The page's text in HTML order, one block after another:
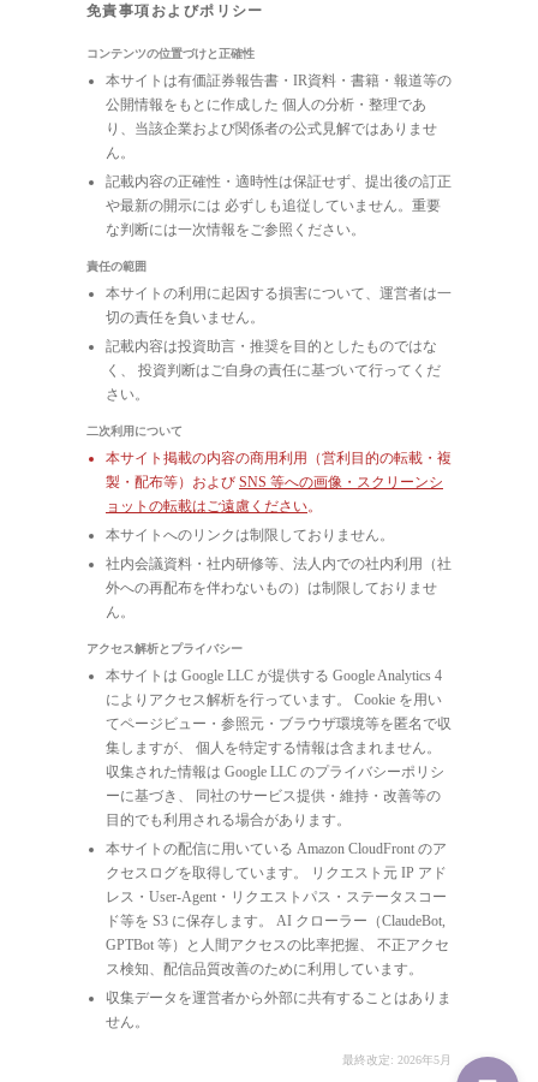
免責事項およびポリシー
コンテンツの位置づけと正確性
本サイトは有価証券報告書・IR資料・書籍・報道等の
公開情報をもとに作成した 個人の分析・整理であ
り、当該企業および関係者の公式見解ではありませ
ん。
記載内容の正確性・適時性は保証せず、提出後の訂正
や最新の開示には 必ずしも追従していません。重要
な判断には一次情報をご参照ください。
責任の範囲
本サイトの利用に起因する損害について、運営者は一
切の責任を負いません。
記載内容は投資助言・推奨を目的としたものではな
く、 投資判断はご自身の責任に基づいて行ってくだ
さい。
二次利用について
本サイト掲載の内容の商用利用（営利目的の転載・複
製・配布等）および SNS 等への画像・スクリーンシ
ョットの転載はご遠慮ください。
本サイトへのリンクは制限しておりません。
社内会議資料・社内研修等、法人内での社内利用（社
外への再配布を伴わないもの）は制限しておりませ
ん。
アクセス解析とプライバシー
本サイトは Google LLC が提供する Google Analytics 4
によりアクセス解析を行っています。 Cookie を用い
てページビュー・参照元・ブラウザ環境等を匿名で収
集しますが、 個人を特定する情報は含まれません。
収集された情報は Google LLC のプライバシーポリシ
ーに基づき、 同社のサービス提供・維持・改善等の
目的でも利用される場合があります。
本サイトの配信に用いている Amazon CloudFront のア
クセスログを取得しています。 リクエスト元 IP アド
レス・User-Agent・リクエストパス・ステータスコー
ド等を S3 に保存します。 AI クローラー（ClaudeBot,
GPTBot 等）と人間アクセスの比率把握、 不正アクセ
ス検知、配信品質改善のために利用しています。
収集データを運営者から外部に共有することはありま
せん。
最終改定: 2026年5月